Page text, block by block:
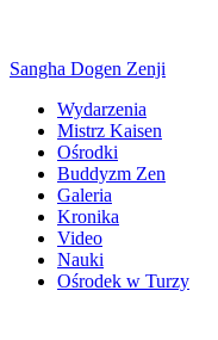
Sangha Dogen Zenji
Wydarzenia
Mistrz Kaisen
Ośrodki
Buddyzm Zen
Galeria
Kronika
Video
Nauki
Ośrodek w Turzy